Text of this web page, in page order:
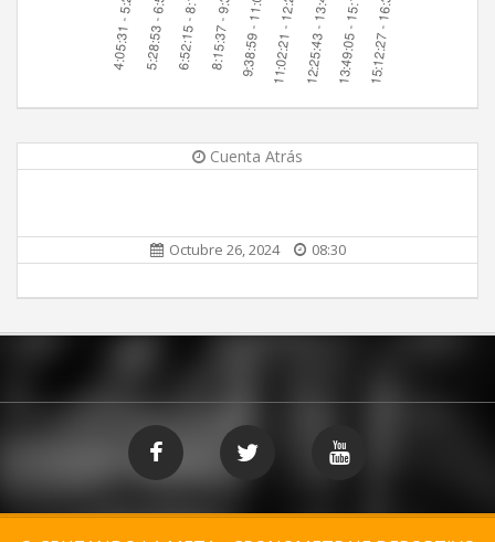
Cuenta Atrás
Octubre 26, 2024 08:30